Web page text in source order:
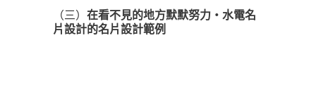
（三） 在看不見的地方默默努力・水電名
片設計的名片設計範例